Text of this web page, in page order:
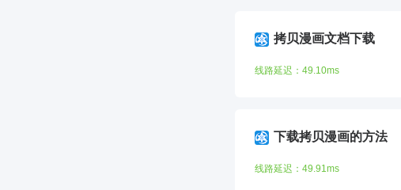
拷贝漫画文档下载
线路延迟：49.10ms
下载拷贝漫画的方法
线路延迟：49.91ms